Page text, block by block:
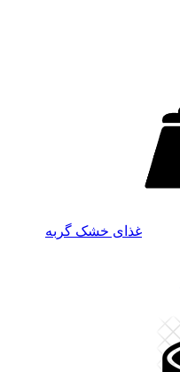
غذای خشک گربه